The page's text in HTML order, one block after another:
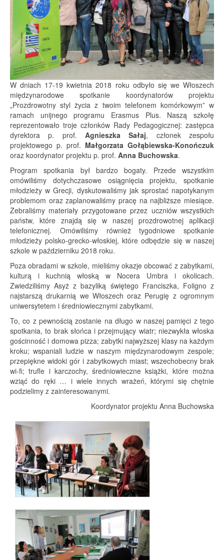
W dniach 17-19 kwietnia 2018 roku odbyło się we Włoszech
międzynarodowe spotkanie koordynatorów projektu
„Prozdrowotny styl życia z twoim telefonem komórkowym” w
ramach unijnego programu Erasmus Plus. Naszą szkołę
reprezentowało troje członków Rady Pedagogicznej: zastępca
dyrektora p. prof. Agnieszka Sałaj, członek zespołu
projektowego p. prof. Małgorzata Gołąbiewska-Konończuk
oraz koordynator projektu p. prof. Anna Buchowska.
Program spotkania był bardzo bogaty. Przede wszystkim
omówiliśmy dotychczasowe osiągnięcia projektu, spotkanie
młodzieży w Grecji, dyskutowaliśmy jak sprostać napotykanym
problemom oraz zaplanowaliśmy pracę na najbliższe miesiące.
Zebraliśmy materiały przygotowane przez uczniów wszystkich
państw, które znajdą się w naszej prozdrowotnej aplikacji
telefonicznej. Omówiliśmy również tygodniowe spotkanie
młodzieży polsko-grecko-włoskiej, które odbędzie się w naszej
szkole w październiku 2018 roku.
Poza obradami w szkole, mieliśmy okazje obcować z zabytkami,
kulturą i kuchnią włoską w Nocera Umbra i okolicach.
Zwiedziliśmy Asyż z bazyliką świętego Franciszka, Foligno z
najstarszą drukarnią we Włoszech oraz Perugię z ogromnym
uniwersytetem i średniowiecznymi zabytkami.
To, co z pewnością zostanie na długo w naszej pamięci z tego
spotkania, to brak słońca i przejmujący wiatr; niezwykła włoska
gościnność i domowa pizza; zabytki najwyższej klasy na każdym
kroku; wspaniali ludzie w naszym międzynarodowym zespole;
przepiękne widoki gór i zabytkowych miast; wszechobecny brak
wi-fi; trufle i karczochy, średniowieczne książki, które można
wziąć do ręki … i wiele innych wrażeń, którymi się chętnie
podzielimy z zainteresowanymi.
Koordynator projektu Anna Buchowska